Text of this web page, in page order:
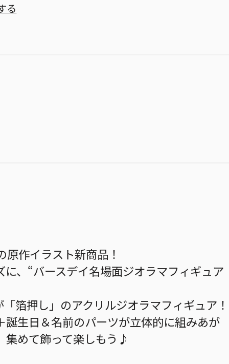
る
作イラスト新商品！
、“バースデイ名場面ジオラマフィギュア
箔押し」のアクリルジオラマフィギュア！
誕生日＆名前のパーツが立体的に組みあが
集めて飾って楽しもう♪